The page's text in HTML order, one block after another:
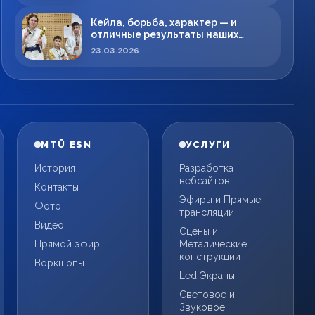
Кейла, борьба, характер — и
отличные результаты наших
спортсменов!
23.03.2026
MTÜ ESN
История
Контакты
Фото
Видео
Прямой эфир
Воркшопы
УСЛУГИ
Разработка
вебсайтов
Эфиры и Прямые
трансляции
Сцены и
Металические
конструкции
Led Экраны
Световое и
Звуковое